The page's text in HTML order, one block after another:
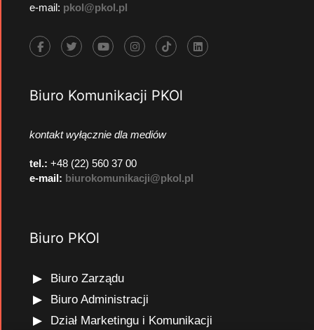
e-mail: pkol@pkol.pl
Biuro Komunikacji PKOl
kontakt wyłącznie dla mediów
tel.: +48 (22) 560 37 00
e-mail: biurokomunikacji@pkol.pl
Biuro PKOl
Biuro Zarządu
Biuro Administracji
Dział Marketingu i Komunikacji